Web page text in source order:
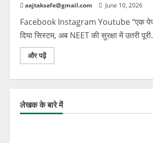
aajtaksafe@gmail.com June 10, 2026
Facebook Instagram Youtube “एक
दिया सिस्टम, अब NEET की सुरक्षा में उतरी
और पढ़ें
लेखक के बारे में